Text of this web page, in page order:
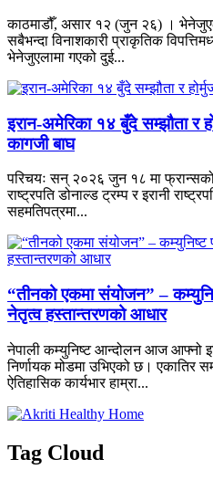
काठमाडौँ, असार १२ (जुन २६) ।
सबैभन्दा विनाशकारी प्राकृतिक
भेनेजुएलामा गएको दुई...
इरान-अमेरिका १४ बुँदे सम्झौता र
कागजी बाघ
परिचयः सन् २०२६ जुन १८ मा फ्रान्सको
राष्ट्रपति डोनाल्ड ट्रम्प र इरानी
सहमतिपत्रमा...
“तीनको एकमा संयोजन” –
नेतृत्व हस्तान्तरणको आधार
नेपाली कम्युनिष्ट आन्दोलन आज आफ्नो
निर्णायक मोडमा उभिएको छ। एकातिर
ऐतिहासिक कार्यभार हाम्रा...
Tag Cloud